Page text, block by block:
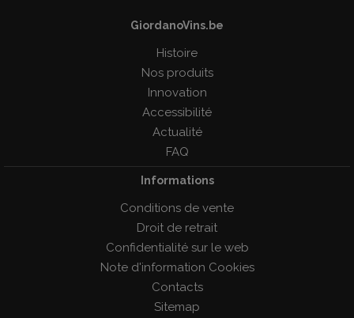
GiordanoVins.be
Histoire
Nos produits
Innovation
Accessibilité
Actualité
FAQ
Informations
Conditions de vente
Droit de retrait
Confidentialité sur le web
Note d'information Cookies
Contacts
Sitemap